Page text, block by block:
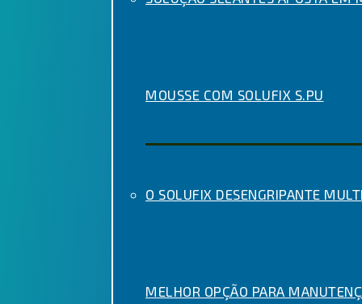
MOUSSE COM SOLUFIX S.PU
O SOLUFIX DESENGRIPANTE
MELHOR OPÇÃO PARA